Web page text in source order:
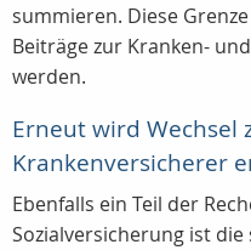
summieren. Diese
Beiträge zur Kranken-
werden.
Erneut wird Wechsel
Krankenversicherer
Ebenfalls ein Teil der
Sozialversicherung ist